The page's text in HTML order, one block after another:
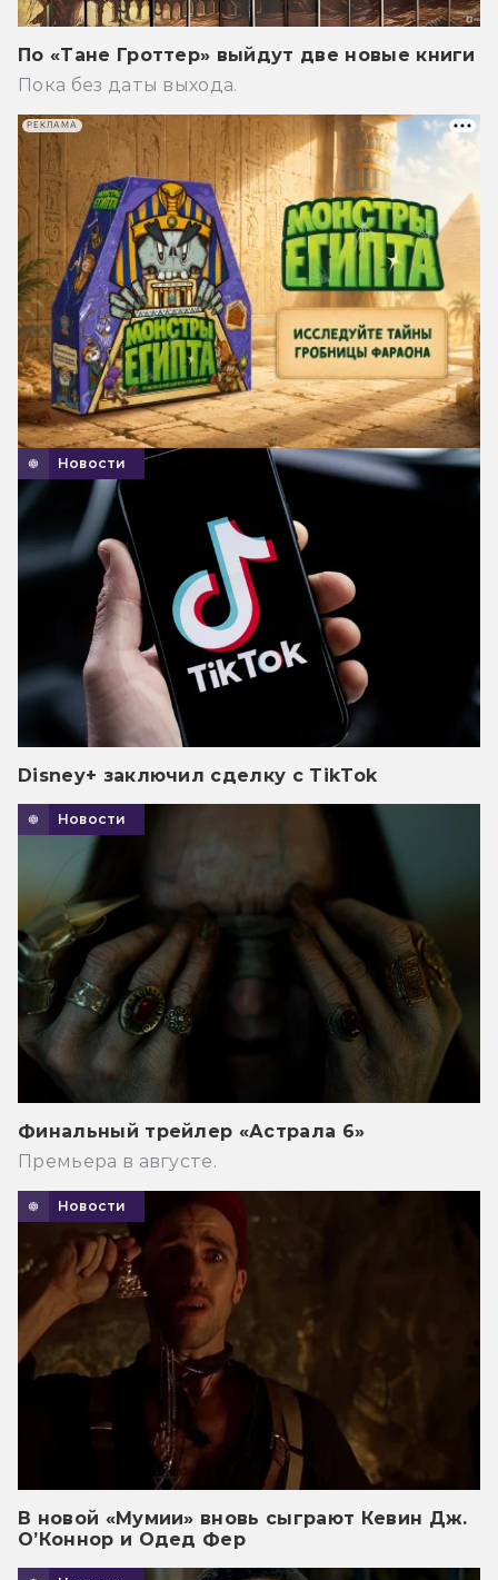
По «Тане Гроттер» выйдут две новые книги
Пока без даты выхода.
Новости
Disney+ заключил сделку с TikTok
Новости
Финальный трейлер «Астрала 6»
Премьера в августе.
Новости
В новой «Мумии» вновь сыграют Кевин Дж.
О’Коннор и Одед Фер
РЕКЛАМА